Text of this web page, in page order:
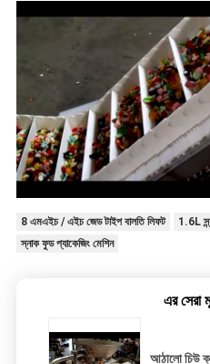
8 এমএইচ / এইচ জেড টাইপ বালতি লিফট
1.6L
স্নাক ফুড প্যাকেজিং মেশিন
এর সেরা
আঠালো চিউ